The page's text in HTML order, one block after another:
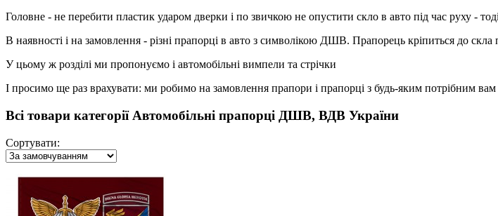
Головне - не перебити пластик ударом дверки і по звичкою не опустити скло в авто під час руху -
В наявності і на замовлення - різні прапорці в авто з символікою ДШВ. Прапорець кріпиться до скла
У цьому ж розділі ми пропонуємо і автомобільні вимпели та стрічки
І просимо ще раз врахувати: ми робимо на замовлення прапори і прапорці з будь-яким потрібним
Всі товари категорії Автомобільні прапорці ДШВ, ВДВ України
Сортувати: